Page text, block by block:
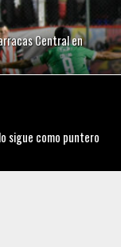
Central en
sigue como puntero